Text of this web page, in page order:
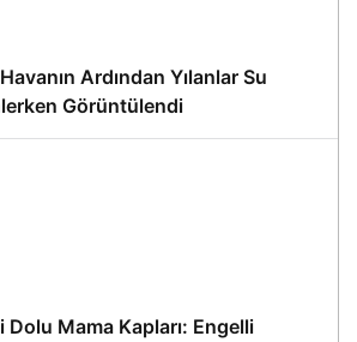
Havanın Ardından Yılanlar Su
Görüntülendi
Dolu Mama Kapları: Engelli